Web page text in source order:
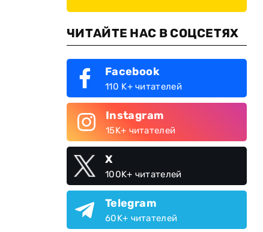
ЧИТАЙТЕ НАС В СОЦСЕТЯХ
Facebook
110 K+ читателей
Instagram
15K+ читателей
X
100K+ читателей
Telegram
60K+ читателей